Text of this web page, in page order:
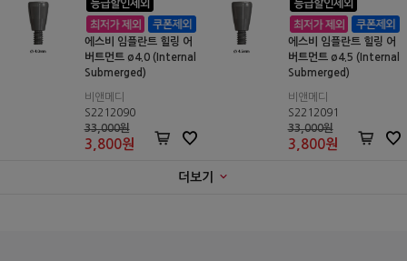
에스비 임플란트 힐링 어
버트먼트 ø4.0 (Internal
Submerged)
비앤메디
S2212090
33,000원
3,800원
에스비 임플란트 힐링 어
버트먼트 ø4.5 (Internal
Submerged)
비앤메디
S2212091
33,000원
3,800원
더보기